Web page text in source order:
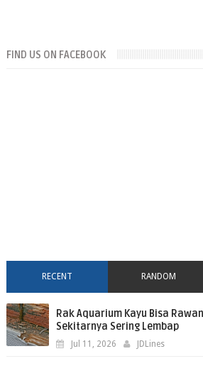
FIND US ON FACEBOOK
RECENT RANDOM
Rak Aquarium Kayu Bisa
Sekitarnya Sering Lembap
Jul 11, 2026 JDLines